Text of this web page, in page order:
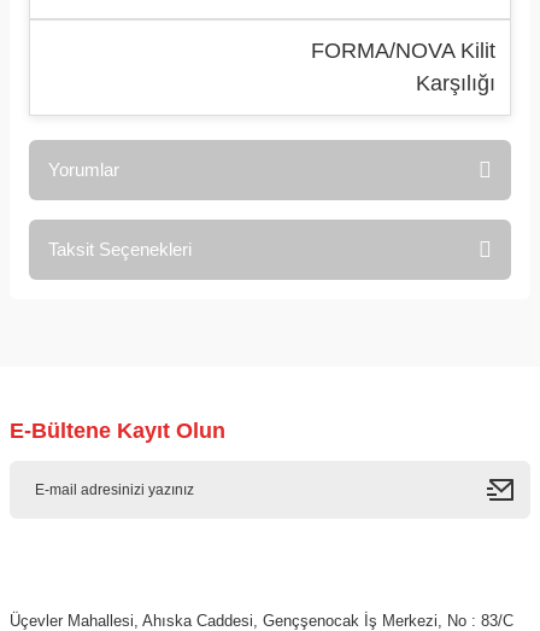
FORMA/NOVA Kilit
Karşılığı
Yorumlar
Taksit Seçenekleri
E-Bültene Kayıt Olun
Üçevler Mahallesi, Ahıska Caddesi, Gençşenocak İş Merkezi, No : 83/C